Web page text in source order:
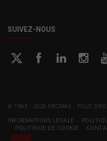
SUIVEZ-NOUS
© 1963 - 2026 PROMAX - TOUS
INFORMATIONS LÉGALE
POLITIQUE DE COOKIE